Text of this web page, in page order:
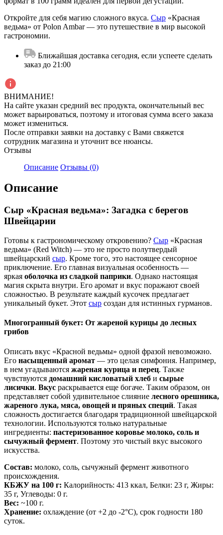
Откройте для себя магию сложного вкуса. Сыр «Красная
ведьма» от Polon Ambar — это путешествие в мир высокой
гастрономии.
Ближайшая доставка сегодня, если успеете сделать
заказ до 21:00
ВНИМАНИЕ!
На сайте указан средний вес продукта, окончательный вес
может варьироваться, поэтому и итоговая сумма всего заказа
может измениться.
После отправки заявки на доставку с Вами свяжется
сотрудник магазина и уточнит все нюансы.
Отзывы
Описание Отзывы (0)
Описание
Сыр «Красная ведьма»: Загадка с берегов
Швейцарии
Готовы к гастрономическому откровению? Сыр «Красная
ведьма» (Red Witch) — это не просто полутвердый
швейцарский сыр. Кроме того, это настоящее сенсорное
приключение. Его главная визуальная особенность —
яркая оболочка из сладкой паприки. Однако настоящая
магия скрыта внутри. Его аромат и вкус поражают своей
сложностью. В результате каждый кусочек предлагает
уникальный букет. Этот сыр создан для истинных гурманов.
Многогранный букет: От жареной курицы до лесных
грибов
Описать вкус «Красной ведьмы» одной фразой невозможно.
Его насыщенный аромат — это целая симфония. Например,
в нем угадываются жареная курица и перец. Также
чувствуются домашний кисловатый хлеб и сырые
лисички. Вкус раскрывается еще богаче. Таким образом, он
представляет собой удивительное слияние лесного орешника,
жареного лука, мяса, овощей и пряных специй. Такая
сложность достигается благодаря традиционной швейцарской
технологии. Используются только натуральные
ингредиенты: пастеризованное коровье молоко, соль и
сычужный фермент. Поэтому это чистый вкус высокого
искусства.
Состав: молоко, соль, сычужный фермент животного
происхождения.
КБЖУ на 100 г: Калорийность: 413 ккал, Белки: 23 г, Жиры:
35 г, Углеводы: 0 г.
Вес: ~100 г.
Хранение: охлаждение (от +2 до -2°C), срок годности 180
суток.